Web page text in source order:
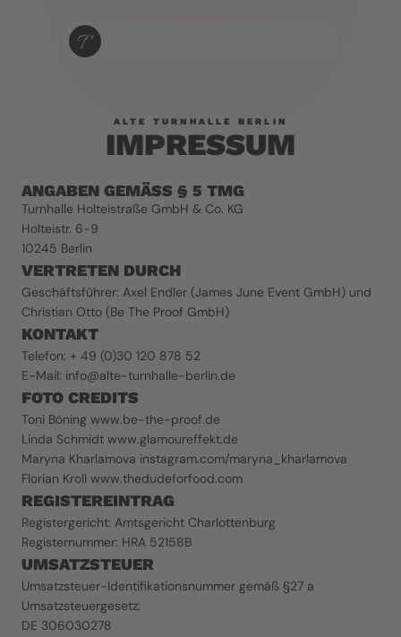
ALTE TURNHALLE BERLIN
IMPRESSUM
ANGABEN GEMÄSS § 5 TMG
Turnhalle Holteistraße GmbH & Co. KG
Holteistr. 6-9
10245 Berlin
VERTRETEN DURCH
Geschäftsführer: Axel Endler (James June Event GmbH) und
Christian Otto (Be The Proof GmbH)
KONTAKT
Telefon: + 49 (0)30 120 878 52
E-Mail: info@alte-turnhalle-berlin.de
FOTO CREDITS
Toni Böning www.be-the-proof.de
Linda Schmidt www.glamoureffekt.de
Maryna Kharlamova instagram.com/maryna_kharlamova
Florian Kroll www.thedudeforfood.com
REGISTEREINTRAG
Registergericht: Amtsgericht Charlottenburg
Registernummer: HRA 52158B
UMSATZSTEUER
Umsatzsteuer-Identifikationsnummer gemäß §27 a
Umsatzsteuergesetz:
DE 306030278